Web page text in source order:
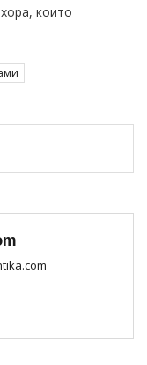
които